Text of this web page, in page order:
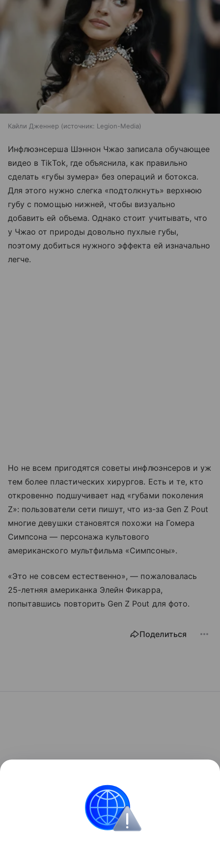
Кайли Дженнер источник: Legion-Media
Инфлюэнсерша Шэннон Чжао записала обучающее
видео в TikTok, где объяснила, как правильно
сделать «губы зумера» без операций и ботокса.
Для этого нужно слегка «подтолкнуть» верхнюю
губу с помощью нижней, чтобы визуально
добавить ей объема. Однако стоит учитывать, что
у Чжао от природы довольно пухлые губы,
поэтому добиться нужного эффекта ей изначально
легче.
Но не всем пригодятся советы инфлюэнсеров и уж
тем более пластических хирургов. Есть и те, кто
откровенно подшучивает над «губами поколения
Z»: пользователи сети пишут, что из-за Gen Z Pout
многие девушки становятся похожи на Гомера
Симпсона — персонажа культового
американского мультфильма «Симпсоны».
«Это не совсем естественно», — пожаловалась
25-летняя американка Элейн Фикарра,
попытавшись повторить Gen Z Pout для фото.
Поделиться